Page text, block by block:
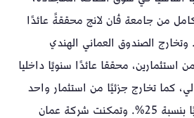
من جامعة ڤان لانج محققةً عائدًا
داخليًا بنسبة 17%. وتخارج الصندوق العماني الهندي
استثمارين، محققا عائدًا سنويًا داخليا
التوالي، كما تخارج جزئيًا من استثمار واحد
محققا عائدًا سنويًا داخليًا بنسبة 25%. وتمكنت شركة عمان